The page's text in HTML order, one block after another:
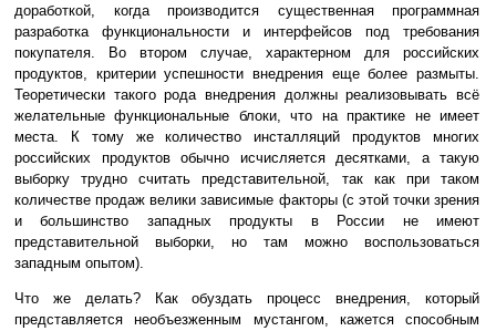
доработкой, когда производится существенная программная
разработка функциональности и интерфейсов под требования
покупателя. Во втором случае, характерном для российских
продуктов, критерии успешности внедрения еще более размыты.
Теоретически такого рода внедрения должны реализовывать всё
желательные функциональные блоки, что на практике не имеет
места. К тому же количество инсталляций продуктов многих
российских продуктов обычно исчисляется десятками, а такую
выборку трудно считать представительной, так как при таком
количестве продаж велики зависимые факторы (с этой точки зрения
и большинство западных продукты в России не имеют
представительной выборки, но там можно воспользоваться
западным опытом).
Что же делать? Как обуздать процесс внедрения, который
представляется необъезженным мустангом, кажется способным